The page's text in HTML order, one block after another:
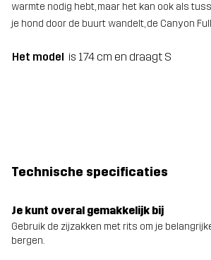
warmte nodig hebt, maar het kan ook als
je hond door de buurt wandelt, de Canyon
Het model is 174 cm en draagt S
Technische specificaties
Je kunt overal gemakkelijk bij
Gebruik de zijzakken met rits om je
bergen.